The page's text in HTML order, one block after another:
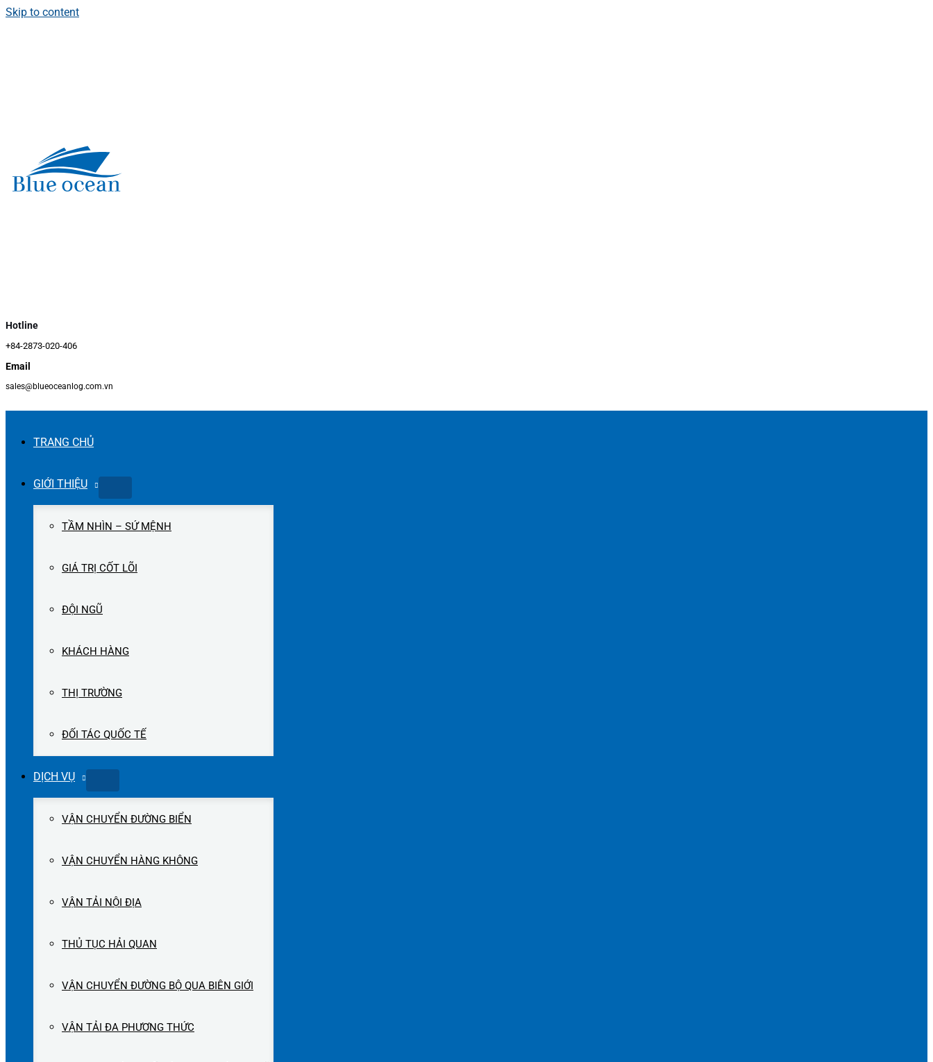
Skip to content
Hotline
+84-2873-020-406
Email
sales@blueoceanlog.com.vn
TRANG CHỦ
GIỚI THIỆU
TẦM NHÌN – SỨ MỆNH
GIÁ TRỊ CỐT LÕI
ĐỘI NGŨ
KHÁCH HÀNG
THỊ TRƯỜNG
ĐỐI TÁC QUỐC TẾ
DỊCH VỤ
VẬN CHUYỂN ĐƯỜNG BIỂN
VẬN CHUYỂN HÀNG KHÔNG
VẬN TẢI NỘI ĐỊA
THỦ TỤC HẢI QUAN
VẬN CHUYỂN ĐƯỜNG BỘ QUA BIÊN GIỚI
VẬN TẢI ĐA PHƯƠNG THỨC